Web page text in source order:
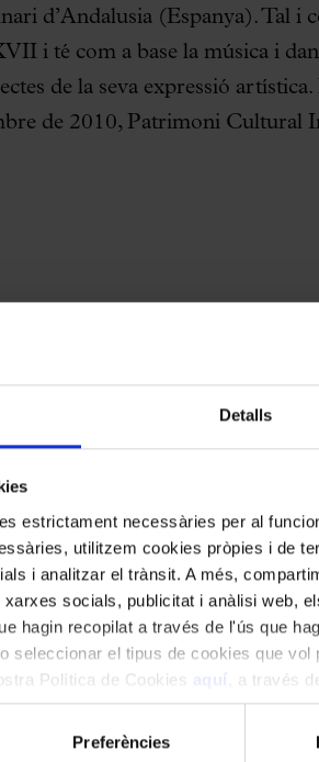
Detalls
estrictament necessàries per al
utilitzem cookies pròpies i de
i analitzar el trànsit. A més,
socials, publicitat i anàlisi web,
hagin recopilat a través de l'ús que
seleccionar el tipus de cookies que
Política de Cookies
aquí
, a través
Preferències
d’Andalusia (Espanya). Tal i
i té com a base la música i
de la seva expressió
de 2010, Patrimoni Cultural
convidat,
o artista convidat,
Fernández o Aida Orozco i
bailaores
de guitarra, caña, seguiriya,